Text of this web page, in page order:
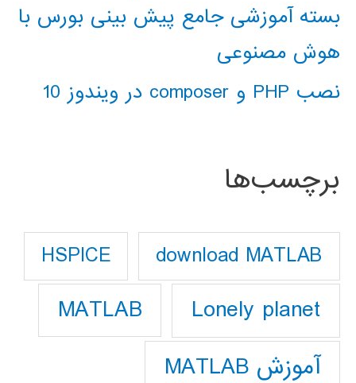
بسته آموزشی جامع پیش بینی بورس با
هوش مصنوعی
نصب PHP و composer در ویندوز 10
برچسب‌ها
download MATLAB
HSPICE
Lonely planet
MATLAB
آموزش MATLAB